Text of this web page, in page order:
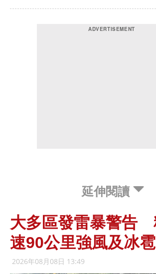
延伸閱讀
大多區發雷暴警告
速90公里強風及冰雹
2026年08月08日 13:49